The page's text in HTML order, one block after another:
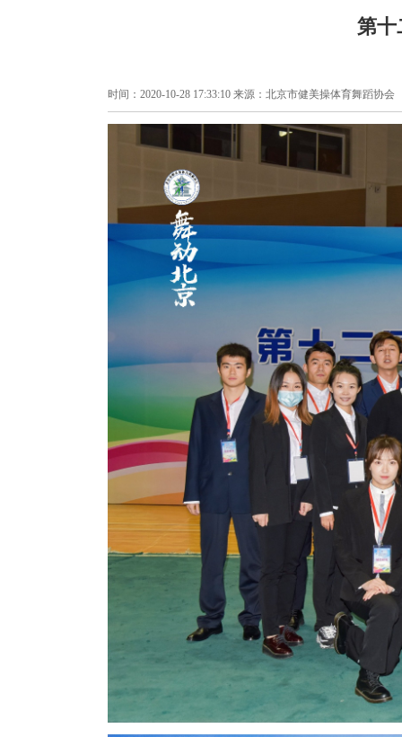
第十
时间：2020-10-28 17:33:10 来源：北京市健美操体育舞蹈协会